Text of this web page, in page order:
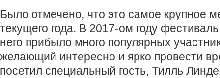
Было отмечено, что это самое крупное
текущего года. В 2017-ом году
него прибыло много популярных
желающий интересно и ярко провести
посетил специальный гость, Тилль